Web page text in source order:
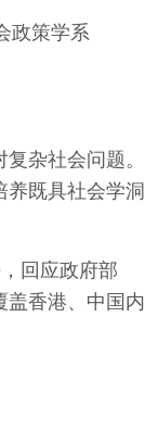
政策学系
杂社会问题。
既具社会学洞
回应政府部
盖香港、中国内